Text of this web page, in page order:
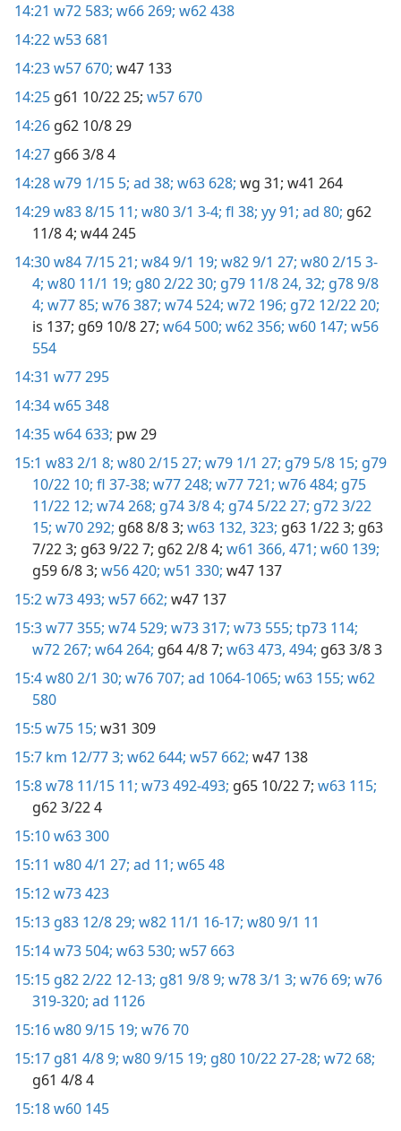
14:21 w72 583; w66 269; w62 438
14:22w53 681
14:23w57 670; w47 133
14:25 g61 10/22 25; w57 670
14:26 g62 10/8 29
14:27 g66 3/8 4
14:28w79 1/15 5; ad 38; w63 628; wg 31; w41 264
14:29w83 8/15 11; w80 3/1 3-4; fl 38; yy 91; ad 80; g62
11/8 4; w44 245
14:30w84 7/15 21; w84 9/1 19; w82 9/1 27; w80 2/15 3-
4; w80 11/1 19; g80 2/22 30; g79 11/8 24, 32; g78 9/8
4; w77 85; w76 387; w74 524; w72 196; g72 12/22 20;
is 137; g69 10/8 27; w64 500; w62 356; w60 147; w56
554
14:31 w77 295
14:34w65 348
14:35w64 633; pw 29
15:1 w83 2/1 8; w80 2/15 27; w79 1/1 27; g79 5/8 15; g79
10/22 10; fl 37-38; w77 248; w77 721; w76 484; g75
11/22 12; w74 268; g74 3/8 4; g74 5/22 27; g72 3/22
15; w70 292; g68 8/8 3; w63 132, 323; g63 1/22 3; g63
7/22 3; g63 9/22 7; g62 2/8 4; w61 366, 471; w60 139;
g59 6/8 3; w56 420; w51 330; w47 137
15:2w73 493; w57 662; w47 137
15:3w77 355; w74 529; w73 317; w73 555; tp73 114;
w72 267; w64 264; g64 4/8 7; w63 473, 494; g63 3/8 3
15:4w80 2/1 30; w76 707; ad 1064-1065; w63 155; w62
580
15:5w75 15; w31 309
15:7 km 12/77 3; w62 644; w57 662; w47 138
15:8w78 11/15 11; w73 492-493; g65 10/22 7; w63 115;
g62 3/22 4
15:10w63 300
15:11 w80 4/1 27; ad 11; w65 48
15:12w73 423
15:13 g83 12/8 29; w82 11/1 16-17; w80 9/1 11
15:14w73 504; w63 530; w57 663
15:15 g82 2/22 12-13; g81 9/8 9; w78 3/1 3; w76 69; w76
319-320; ad 1126
15:16w80 9/15 19; w76 70
15:17 g81 4/8 9; w80 9/15 19; g80 10/22 27-28; w72 68;
g61 4/8 4
15:18w60 145